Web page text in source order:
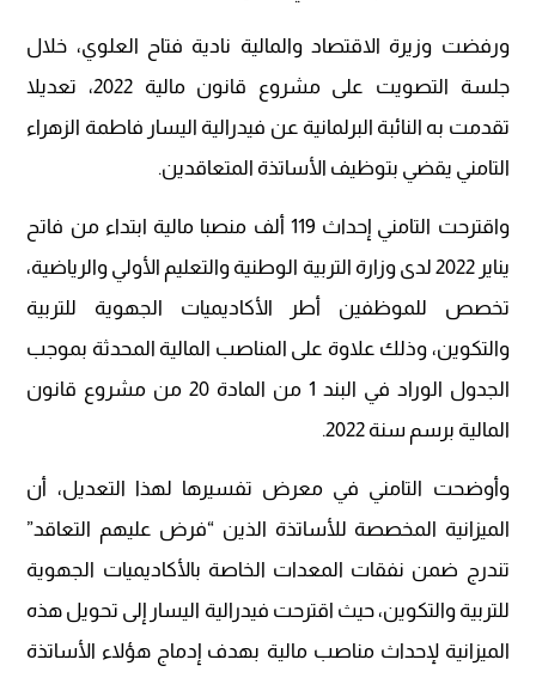
ورفضت وزيرة الاقتصاد والمالية نادية فتاح العلوي، خلال
جلسة التصويت على مشروع قانون مالية 2022، تعديلا
تقدمت به النائبة البرلمانية عن فيدرالية اليسار فاطمة الزهراء
التامني يقضي بتوظيف الأساتذة المتعاقدين.
واقترحت التامني إحداث 119 ألف منصبا مالية ابتداء من فاتح
يناير 2022 لدى وزارة التربية الوطنية والتعليم الأولي والرياضية،
تخصص للموظفين أطر الأكاديميات الجهوية للتربية
والتكوين، وذلك علاوة على المناصب المالية المحدثة بموجب
الجدول الوراد في البند 1 من المادة 20 من مشروع قانون
المالية برسم سنة 2022.
وأوضحت التامني في معرض تفسيرها لهذا التعديل، أن
الميزانية المخصصة للأساتذة الذين “فرض عليهم التعاقد”
تندرج ضمن نفقات المعدات الخاصة بالأكاديميات الجهوية
للتربية والتكوين، حيث اقترحت فيدرالية اليسار إلى تحويل هذه
الميزانية لإحداث مناصب مالية بهدف إدماج هؤلاء الأساتذة